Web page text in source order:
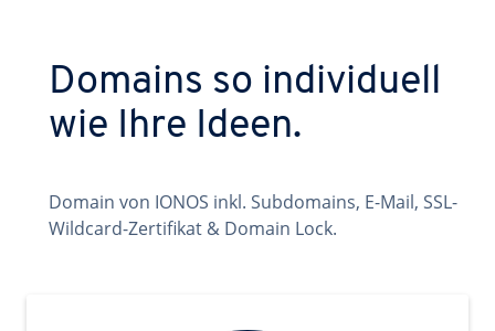
Domains so individuell
wie Ihre Ideen.
Domain von IONOS inkl. Subdomains, E-Mail, SSL-
Wildcard-Zertifikat & Domain Lock.